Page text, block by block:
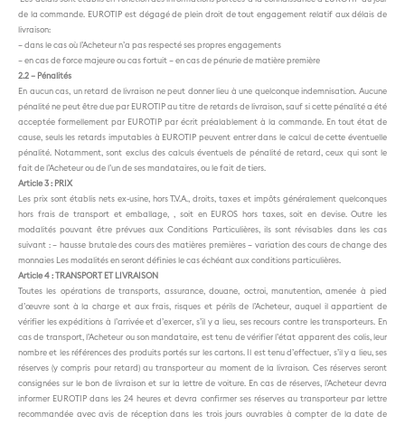
de la commande. EUROTIP est dégagé de plein droit de tout engagement relatif aux délais de
livraison:
– dans le cas où l’Acheteur n’a pas respecté ses propres engagements
– en cas de force majeure ou cas fortuit – en cas de pénurie de matière première
2.2 – Pénalités
En aucun cas, un retard de livraison ne peut donner lieu à une quelconque indemnisation. Aucune
pénalité ne peut être due par EUROTIP au titre de retards de livraison, sauf si cette pénalité a été
acceptée formellement par EUROTIP par écrit préalablement à la commande. En tout état de
cause, seuls les retards imputables à EUROTIP peuvent entrer dans le calcul de cette éventuelle
pénalité. Notamment, sont exclus des calculs éventuels de pénalité de retard, ceux qui sont le
fait de l’Acheteur ou de l’un de ses mandataires, ou le fait de tiers.
Article 3 : PRIX
Les prix sont établis nets ex-usine, hors T.V.A., droits, taxes et impôts généralement quelconques
hors frais de transport et emballage, , soit en EUROS hors taxes, soit en devise. Outre les
modalités pouvant être prévues aux Conditions Particulières, ils sont révisables dans les cas
suivant : – hausse brutale des cours des matières premières – variation des cours de change des
monnaies Les modalités en seront définies le cas échéant aux conditions particulières.
Article 4 : TRANSPORT ET LIVRAISON
Toutes les opérations de transports, assurance, douane, octroi, manutention, amenée à pied
d’œuvre sont à la charge et aux frais, risques et périls de l’Acheteur, auquel il appartient de
vérifier les expéditions à l’arrivée et d’exercer, s’il y a lieu, ses recours contre les transporteurs. En
cas de transport, l’Acheteur ou son mandataire, est tenu de vérifier l’état apparent des colis, leur
nombre et les références des produits portés sur les cartons. Il est tenu d’effectuer, s’il y a lieu, ses
réserves (y compris pour retard) au transporteur au moment de la livraison. Ces réserves seront
consignées sur le bon de livraison et sur la lettre de voiture. En cas de réserves, l’Acheteur devra
informer EUROTIP dans les 24 heures et devra confirmer ses réserves au transporteur par lettre
recommandée avec avis de réception dans les trois jours ouvrables à compter de la date de